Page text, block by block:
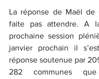
La réponse de Maël de
faite pas attendre. A
prochaine session
janvier prochain il
réponse soutenue par
282 communes